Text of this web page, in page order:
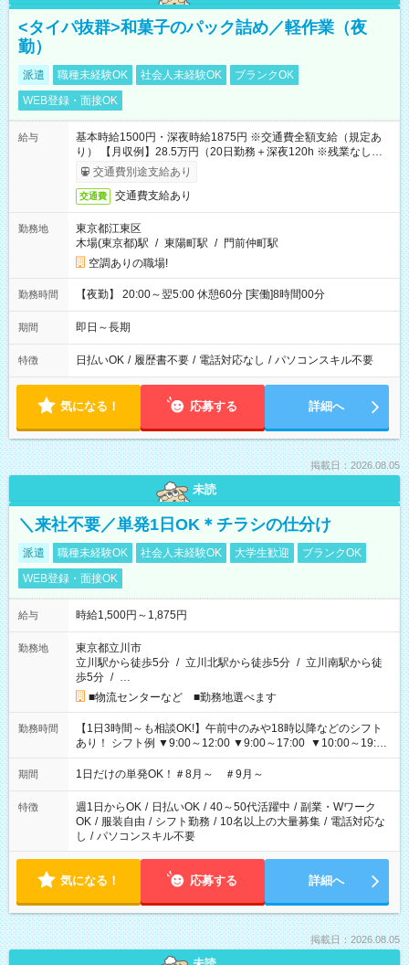
<タイパ抜群>和菓子のパック詰め／軽作業（夜
勤）
派遣 職種未経験OK 社会人未経験OK
ブランクOK
WEB登録・面接OK
給与
基本時給1500円・深夜時給1875円 ※交通費全額支給（規定あ
り） 【月収例】28.5万円（20日勤務＋深夜120h ※残業なしの場
合）交通費別途支給あり
交通費 交通費支給あり
勤務地
東京都江東区
木場(東京都)駅 / 東陽町駅 / 門前仲町駅
空調ありの職場!
勤務時間 【夜勤】 20:00～翌5:00 休憩60分 [実働]8時間00分
期間 即日～長期
特徴 日払いOK / 履歴書不要 / 電話対応なし / パソコンスキル不要
気になる！ 応募する 詳細へ
掲載日：2026.08.05
未読
＼来社不要／単発1日OK＊チラシの仕分け
派遣 職種未経験OK 社会人未経験OK 大学生歓迎
ブランクOK
WEB登録・面接OK
給与 時給1,500円～1,875円
勤務地
東京都立川市
立川駅から徒歩5分 / 立川北駅から徒歩5分 / 立川南駅から徒
歩5分 / …
■物流センターなど ■勤務地選べます
勤務時間
【1日3時間～も相談OK!】午前中のみや18時以降などのシフト
あり！ シフト例 ▼9:00～12:00 ▼9:00～17:00 ▼10:00～19:00
▼18:00～21:00
期間 1日だけの単発OK！＃8月～ ＃9月～
特徴 週1日からOK / 日払いOK / 40～50代活躍中 / 副業・Wワーク
OK / 服装自由 / シフト勤務 / 10名以上の大量募集 / 電話対応な
し / パソコンスキル不要
気になる！ 応募する 詳細へ
掲載日：2026.08.05